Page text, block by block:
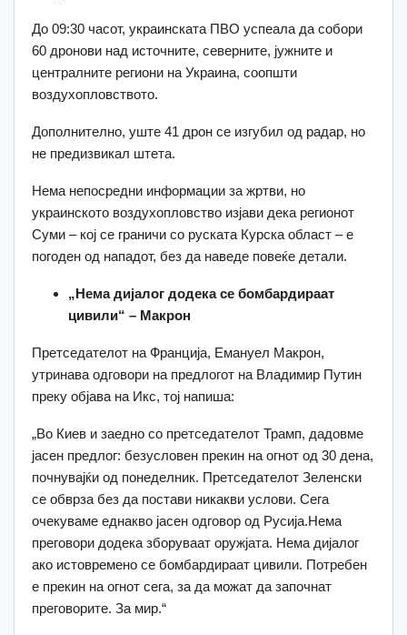
До 09:30 часот, украинската ПВО успеала да собори
60 дронови над источните, северните, јужните и
централните региони на Украина, соопшти
воздухопловството.
Дополнително, уште 41 дрон се изгубил од радар, но
не предизвикал штета.
Нема непосредни информации за жртви, но
украинското воздухопловство изјави дека регионот
Суми – кој се граничи со руската Курска област – е
погоден од нападот, без да наведе повеќе детали.
„Нема дијалог додека се бомбардираат
цивили“ – Макрон
Претседателот на Франција, Емануел Макрон,
утринава одговори на предлогот на Владимир Путин
преку објава на Икс, тој напиша:
„Во Киев и заедно со претседателот Трамп, дадовме
јасен предлог: безусловен прекин на огнот од 30 дена,
почнувајќи од понеделник. Претседателот Зеленски
се обврза без да постави никакви услови. Сега
очекуваме еднакво јасен одговор од Русија.Нема
преговори додека зборуваат оружјата. Нема дијалог
ако истовремено се бомбардираат цивили. Потребен
е прекин на огнот сега, за да можат да започнат
преговорите. За мир.“